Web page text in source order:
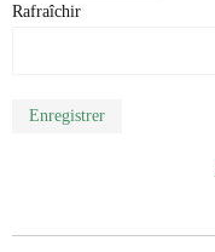
Rafraîchir
Enregistrer